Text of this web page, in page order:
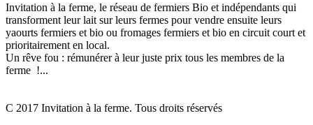
Invitation à la ferme, le réseau de fermiers Bio et indépendants qui
transforment leur lait sur leurs fermes pour vendre ensuite leurs
yaourts fermiers et bio ou fromages fermiers et bio en circuit court et
prioritairement en local.
Un rêve fou : rémunérer à leur juste prix tous les membres de la
ferme !...
C 2017 Invitation à la ferme. Tous droits réservés